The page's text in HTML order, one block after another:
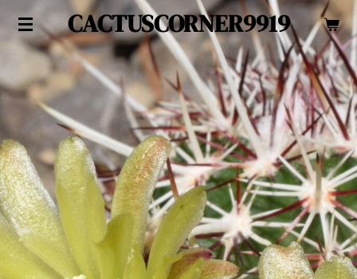
Zum
Hauptinhalt
springen
CACTUSCORNER9919